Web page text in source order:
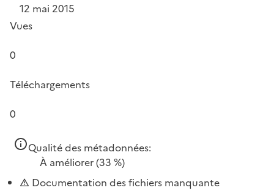
12 mai 2015
Vues
0
Téléchargements
0
Qualité des métadonnées:
À améliorer(33 %)
Documentation des fichiers manquante